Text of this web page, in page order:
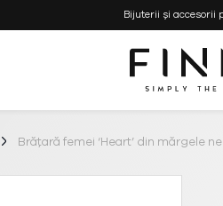
Bijuterii și accesorii
Brățară femei ‘Heart’ din mărgele